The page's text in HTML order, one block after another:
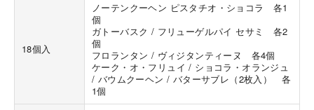
18個入
ノーテンクーヘン ピスタチオ・ショコラ 各1
個
ガトーバスク / フリューゲルパイ セサミ 各2
個
フロランタン / ヴィジタンティーヌ 各4個
ケーク・オ・フリュイ / ショコラ・オランジュ
/ バウムクーヘン / バターサブレ（2枚入） 各
1個
海外 Overseas shops
Indonesia
Singapore
Malaysia
Hong Kong
UAE
Thailand